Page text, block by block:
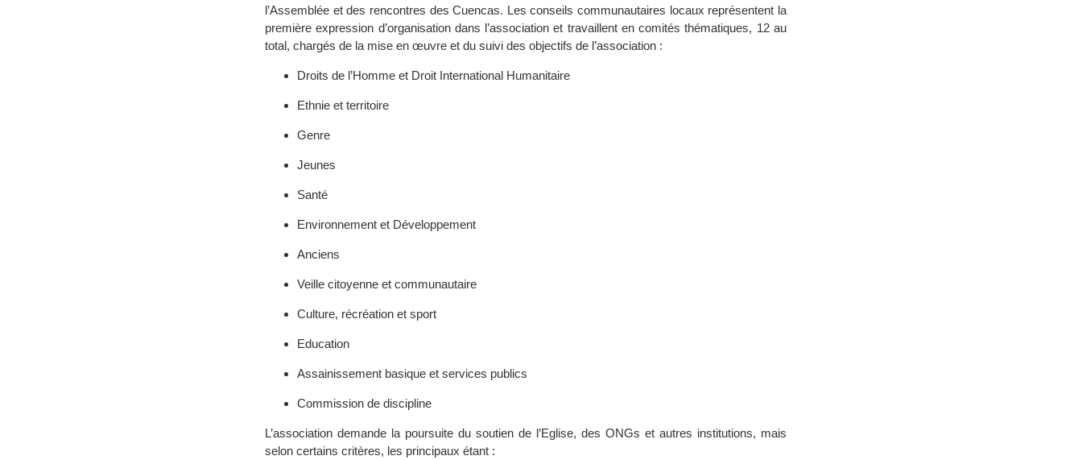
l’Assemblée et des rencontres des Cuencas. Les conseils communautaires locaux représentent la
première expression d’organisation dans l’association et travaillent en comités thématiques, 12 au
total, chargés de la mise en œuvre et du suivi des objectifs de l’association :
Droits de l’Homme et Droit International Humanitaire
Ethnie et territoire
Genre
Jeunes
Santé
Environnement et Développement
Anciens
Veille citoyenne et communautaire
Culture, récréation et sport
Education
Assainissement basique et services publics
Commission de discipline
L’association demande la poursuite du soutien de l’Eglise, des ONGs et autres institutions, mais
selon certains critères, les principaux étant :